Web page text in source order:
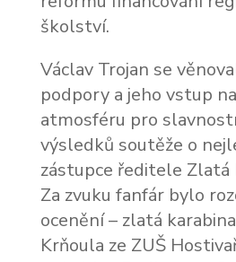
školství.
Václav Trojan se
podpory a jeho vstup
atmosféru pro
výsledků soutěže o
zástupce ředitele Zlatá
Za zvuku fanfár bylo
ocenění – zlatá
Krňoula ze ZUŠ